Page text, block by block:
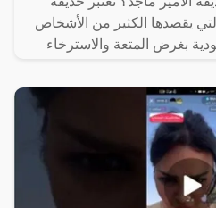
يقصدها الكثير من الأشخاص
بغرض المتعة والاسترخاء